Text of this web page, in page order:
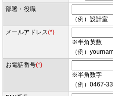
部署・役職
（例）設計
メールアドレス(*)
※半角英数
（例）
お電話番号(*)
※半角数字
（例）0467-